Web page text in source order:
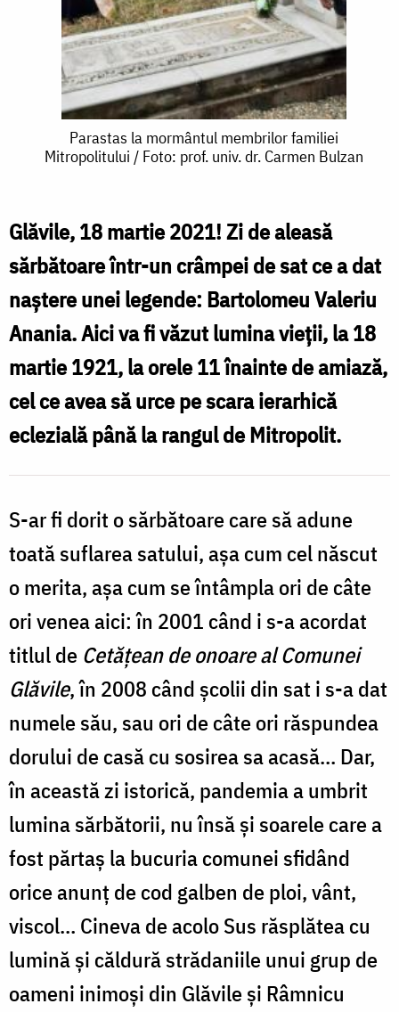
Parastas
membrilor
familiei
Mitropolitului
Foto:
univ.
dr.
Carmen
Bulzan
Parastas la mormântul membrilor familiei
Mitropolitului / Foto: prof. univ. dr. Carmen Bulzan
Glăvile, 18 martie 2021! Zi de aleasă
sărbătoare într-un crâmpei de sat ce a dat
naștere unei legende: Bartolomeu Valeriu
Anania. Aici va fi văzut lumina vieții, la 18
martie 1921, la orele 11 înainte de amiază,
cel ce avea să urce pe scara ierarhică
eclezială până la rangul de Mitropolit.
S-ar fi dorit o sărbătoare care să adune
toată suflarea satului, așa cum cel născut
o merita, așa cum se întâmpla ori de câte
ori venea aici: în 2001 când i s-a acordat
titlul de Cetățean de onoare al Comunei
Glăvile, în 2008 când școlii din sat i s-a dat
numele său, sau ori de câte ori răspundea
dorului de casă cu sosirea sa acasă… Dar,
în această zi istorică, pandemia a umbrit
lumina sărbătorii, nu însă și soarele care a
fost părtaș la bucuria comunei sfidând
orice anunț de cod galben de ploi, vânt,
viscol… Cineva de acolo Sus răsplătea cu
lumină și căldură strădaniile unui grup de
oameni inimoși din Glăvile și Râmnicu